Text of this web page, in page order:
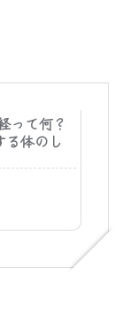
って何？
る体のし